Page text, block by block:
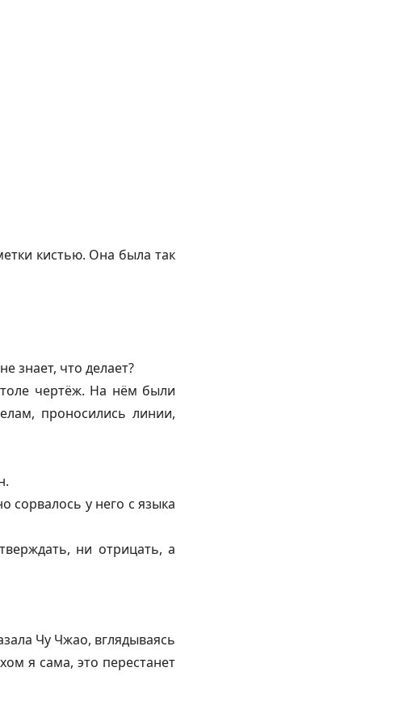
кистью. Она была так
знает, что делает?
чертёж. На нём были
проносились линии,
.
сорвалось у него с языка
ни отрицать, а
Чу Чжао, вглядываясь
я сама, это перестанет